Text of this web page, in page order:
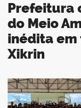
portal
Prefeitura celebra Dia Mundial
do Meio
inédita em
Xikrin